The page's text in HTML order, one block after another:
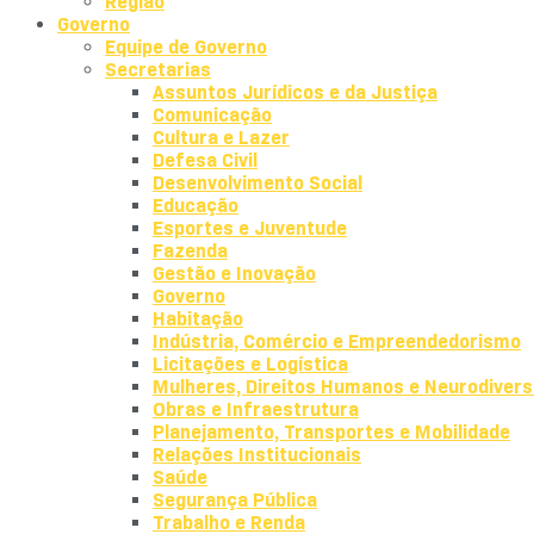
Governo
Equipe de Governo
Secretarias
Assuntos Jurídicos e da Justiça
Comunicação
Cultura e Lazer​
Defesa Civil
Desenvolvimento Social
Educação
Esportes e Juventude
Fazenda
Gestão e Inovação
Governo
Habitação
Indústria, Comércio e Empreendedorismo
Licitações e Logística
Mulheres, Direitos Humanos e
Obras e Infraestrutura
Planejamento, Transportes e Mobilidade
Relações Institucionais
Saúde
Segurança Pública
Trabalho e Renda